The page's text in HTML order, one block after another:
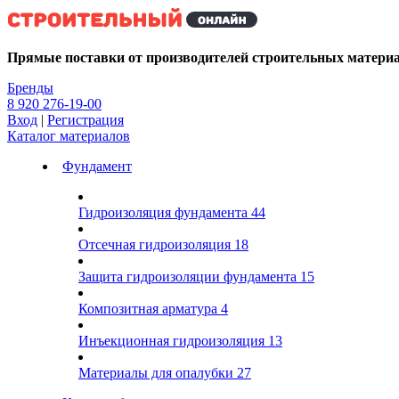
Kg
Прямые поставки от производителей строительных
Бренды
8 920 276-19-00
Вход | Регистрация
Каталог материалов
Фундамент
Гидроизоляция фундамента 44
Отсечная гидроизоляция 18
Защита гидроизоляции фундамента 15
Композитная арматура 4
Инъекционная гидроизоляция 13
Материалы для опалубки 27